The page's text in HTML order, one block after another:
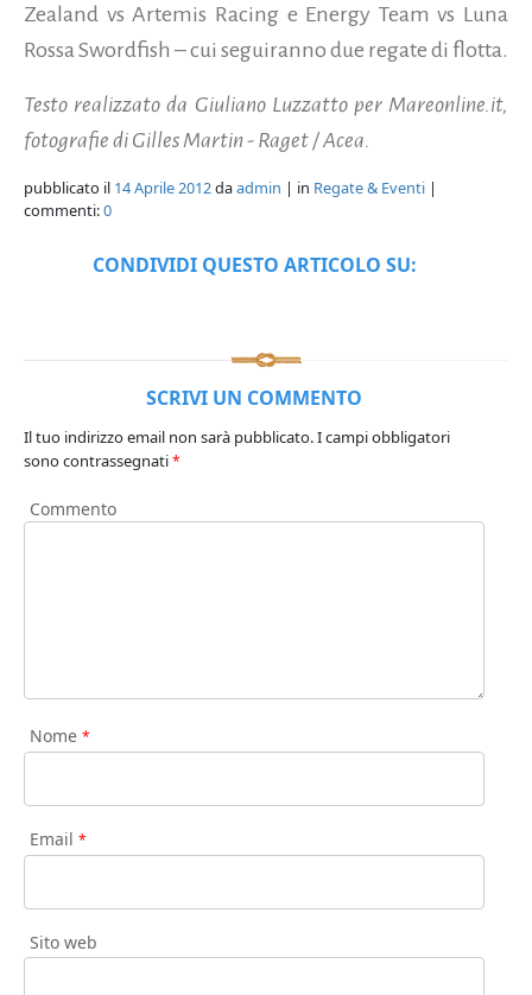
Zealand vs Artemis Racing e Energy Team vs Luna
Rossa Swordfish – cui seguiranno due regate di flotta.
Testo realizzato da Giuliano Luzzatto per Mareonline.it,
fotografie di Gilles Martin - Raget / Acea.
pubblicato il 14 Aprile 2012daadmin | in Regate & Eventi |
commenti:0
CONDIVIDI QUESTO ARTICOLO SU:
SCRIVI UN COMMENTO
Il tuo indirizzo email non sarà pubblicato.I campi obbligatori
sono contrassegnati*
Commento
Nome *
Email *
Sito web